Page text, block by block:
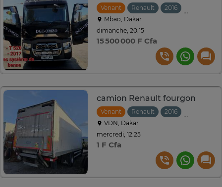
Venant Renault 2016
Mbao, Dakar
dimanche, 20:15
15 500 000 F Cfa
camion Renault fourgon
Venant Renault 2016
VDN, Dakar
mercredi, 12:25
1 F Cfa